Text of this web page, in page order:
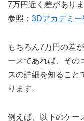
7万円近く差がありま
参照： 3Dアカデミー
もちろん7万円の差
ースであれば、その
スの詳細を知ること
ります。
例えば、以下のケー